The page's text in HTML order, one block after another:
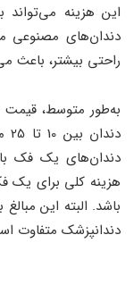
این هزینه می‌تواند
دندان‌های مصنوعی
راحتی بیشتر، باعث
به‌طور متوسط، قیمت
باشد. البته این
دندانپزشک متفاوت